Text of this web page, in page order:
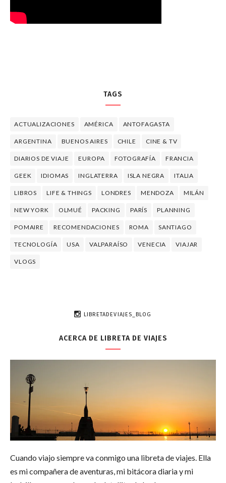
TAGS
ACTUALIZACIONES AMÉRICA ANTOFAGASTA
ARGENTINA BUENOS AIRES CHILE CINE & TV
DIARIOS DE VIAJE EUROPA FOTOGRAFÍA FRANCIA
GEEK IDIOMAS INGLATERRA ISLA NEGRA ITALIA
LIBROS LIFE & THINGS LONDRES MENDOZA MILÁN
NEW YORK OLMUÉ PACKING PARÍS PLANNING
POMAIRE RECOMENDACIONES ROMA SANTIAGO
TECNOLOGÍA USA VALPARAÍSO VENECIA VIAJAR
VLOGS
LIBRETADEVIAJES_BLOG
ACERCA DE LIBRETA DE VIAJES
Cuando viajo siempre va conmigo una libreta de viajes. Ella
es mi compañera de aventuras, mi bitácora diaria y mi